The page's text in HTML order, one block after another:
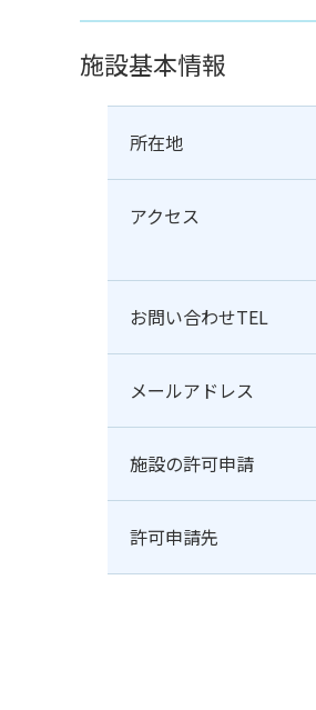
施設基本情報
所在地
アクセス
お問い合わせTEL
メールアドレス
施設の許可申請
許可申請先